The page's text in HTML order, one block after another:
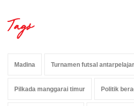
Tags
Madina Turnamen futsal antarpelajar
Pilkada manggarai timur Politik